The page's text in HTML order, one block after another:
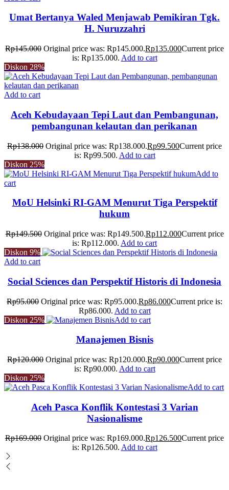
Umat Bertanya Waled Menjawab Pemikiran Tgk.
H. Nuruzzahri
Rp145.000 Original price was: Rp145.000.Rp135.000Current price
is: Rp135.000. Add to cart
Diskon 28%
Add to cart
Aceh Kebudayaan Tepi Laut dan Pembangunan,
pembangunan kelautan dan perikanan
Rp138.000 Original price was: Rp138.000.Rp99.500Current price
is: Rp99.500. Add to cart
Diskon 25%
Add to
cart
MoU Helsinki RI-GAM Menurut Tiga Perspektif
hukum
Rp149.500 Original price was: Rp149.500.Rp112.000Current price
is: Rp112.000. Add to cart
Diskon 9%
Add to cart
Social Sciences dan Perspektif Historis di Indonesia
Rp95.000 Original price was: Rp95.000.Rp86.000Current price is:
Rp86.000. Add to cart
Diskon 25% Add to cart
Manajemen Bisnis
Rp120.000 Original price was: Rp120.000.Rp90.000Current price
is: Rp90.000. Add to cart
Diskon 25%
Add to cart
Aceh Pasca Konflik Kontestasi 3 Varian
Nasionalisme
Rp169.000 Original price was: Rp169.000.Rp126.500Current price
is: Rp126.500. Add to cart